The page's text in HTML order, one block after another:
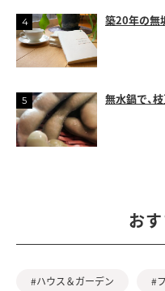
築20年の無
無水鍋で、
お
#ハウス＆ガーデン #